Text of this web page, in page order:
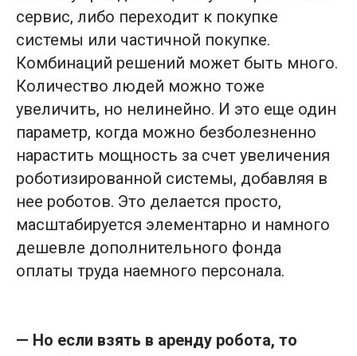
сервис, либо переходит к покупке
системы или частичной покупке.
Комбинаций решений может быть много.
Количество людей можно тоже
увеличить, но нелинейно. И это еще один
параметр, когда можно безболезненно
нарастить мощность за счет увеличения
роботизированной системы, добавляя в
нее роботов. Это делается просто,
масштабируется элементарно и намного
дешевле дополнительного фонда
оплаты труда наемного персонала.
— Но если взять в аренду робота, то